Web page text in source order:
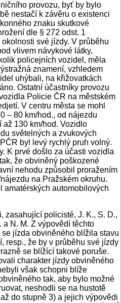
provozu, byť by bylo
nestačí k závěru o existenci
znaku skutkové
dle § 272 odst. 1
své jízdy. V průběhu
vlivem návykové látky,
policejních vozidel, měla
znamení, vzhledem
uhýbali, na křižovatkách
Ostatní účastníky provozu
Policie ČR na městském
V centru města se mohl
– 80 km/hod., od nájezdu
až 130 km/hod. Vozidlo
světelných a zvukových
byl levý rychlý pruh volný.
K prvé došlo za účasti vozidla
že obviněný poškozené
nehodu způsobil proražením
na Pražském okruhu.
amatérských automobilových
zasahující policisté, J. K., S. D.,
a N. M. Z výpovědí těchto
jízda obviněného blížila stavu
resp., že by v průběhu své jízdy
se blížící takové poruše.
charakter jízdy obviněného
však schopni blíže
tak, aby bylo možné
neshodli se na hustotě
do stupně 3) a jejich výpovědi